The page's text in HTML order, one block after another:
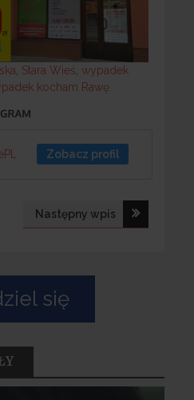
Stara Wieś wypadek
kocham Rawę
Zobacz profil
Następny wpis
się